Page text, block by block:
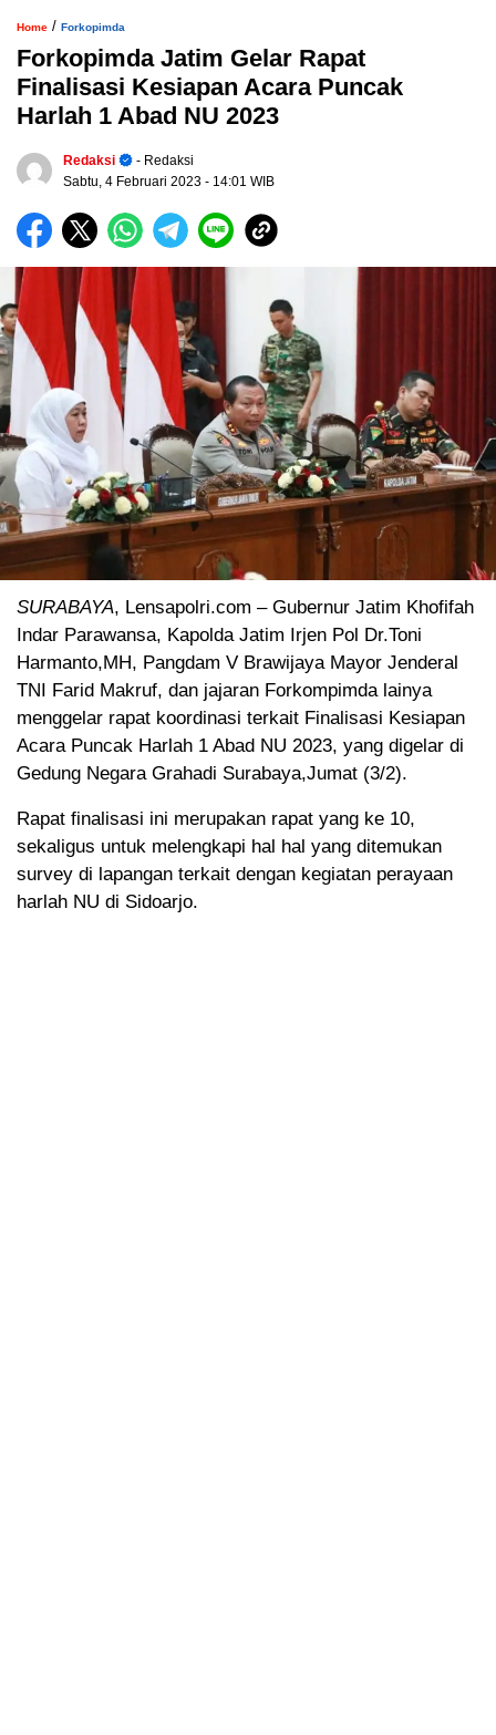
Home / Forkopimda
Forkopimda Jatim Gelar Rapat
Finalisasi Kesiapan Acara Puncak
Harlah 1 Abad NU 2023
Redaksi
- Redaksi
Sabtu, 4 Februari 2023 - 14:01 WIB
SURABAYA, Lensapolri.com – Gubernur Jatim Khofifah
Indar Parawansa, Kapolda Jatim Irjen Pol Dr.Toni
Harmanto,MH, Pangdam V Brawijaya Mayor Jenderal
TNI Farid Makruf, dan jajaran Forkompimda lainya
menggelar rapat koordinasi terkait Finalisasi Kesiapan
Acara Puncak Harlah 1 Abad NU 2023, yang digelar di
Gedung Negara Grahadi Surabaya,Jumat (3/2).
Rapat finalisasi ini merupakan rapat yang ke 10,
sekaligus untuk melengkapi hal hal yang ditemukan
survey di lapangan terkait dengan kegiatan perayaan
harlah NU di Sidoarjo.